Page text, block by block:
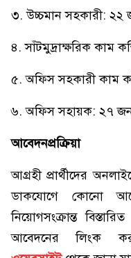
৩. উচ্চমান সহকারী: ২২
৪. সাঁটমুদ্রাক্ষরিক কাম
৫. অফিস সহকারী কাম
৬. অফিস সহায়ক: ২৭
আবেদনপ্রক্রিয়া
আগ্রহী প্রার্থীদের
ডাকযোগে কোনো
নিয়োগসংক্রান্ত
আবেদনের লিংক কর